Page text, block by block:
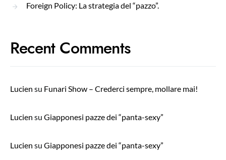
Foreign Policy: La strategia del “pazzo”.
Recent Comments
Lucien su Funari Show – Crederci sempre, mollare mai!
Lucien su Giapponesi pazze dei “panta-sexy”
Lucien su Giapponesi pazze dei “panta-sexy”